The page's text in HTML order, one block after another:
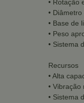
• Rotação
•
• Base de
• Peso
• Sistema
Recursos
• Alta
•
• Sistema